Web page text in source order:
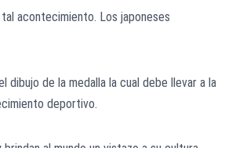
acontecimiento. Los japoneses
dibujo de la medalla la cual debe llevar a la
deportivo.